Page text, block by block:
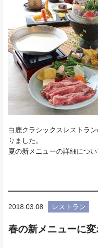
白鹿クラシックスレストラ
りました。
夏の新メニューの詳細につ
2018.03.08 レストラン
春の新メニューに